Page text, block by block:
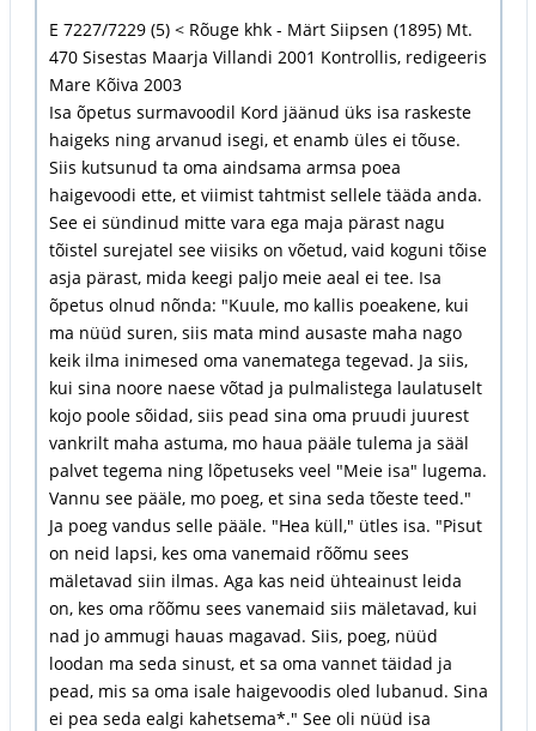
E 7227/7229 (5) < Rõuge khk - Märt Siipsen (1895) Mt.
470 Sisestas Maarja Villandi 2001 Kontrollis, redigeeris
Mare Kõiva 2003
Isa õpetus surmavoodil Kord jäänud üks isa raskeste
haigeks ning arvanud isegi, et enamb üles ei tõuse.
Siis kutsunud ta oma aindsama armsa poea
haigevoodi ette, et viimist tahtmist sellele tääda anda.
See ei sündinud mitte vara ega maja pärast nagu
tõistel surejatel see viisiks on võetud, vaid koguni tõise
asja pärast, mida keegi paljo meie aeal ei tee. Isa
õpetus olnud nõnda: "Kuule, mo kallis poeakene, kui
ma nüüd suren, siis mata mind ausaste maha nago
keik ilma inimesed oma vanematega tegevad. Ja siis,
kui sina noore naese võtad ja pulmalistega laulatuselt
kojo poole sõidad, siis pead sina oma pruudi juurest
vankrilt maha astuma, mo haua pääle tulema ja sääl
palvet tegema ning lõpetuseks veel "Meie isa" lugema.
Vannu see pääle, mo poeg, et sina seda tõeste teed."
Ja poeg vandus selle pääle. "Hea küll," ütles isa. "Pisut
on neid lapsi, kes oma vanemaid rõõmu sees
mäletavad siin ilmas. Aga kas neid ühteainust leida
on, kes oma rõõmu sees vanemaid siis mäletavad, kui
nad jo ammugi hauas magavad. Siis, poeg, nüüd
loodan ma seda sinust, et sa oma vannet täidad ja
pead, mis sa oma isale haigevoodis oled lubanud. Sina
ei pea seda ealgi kahetsema*." See oli nüüd isa